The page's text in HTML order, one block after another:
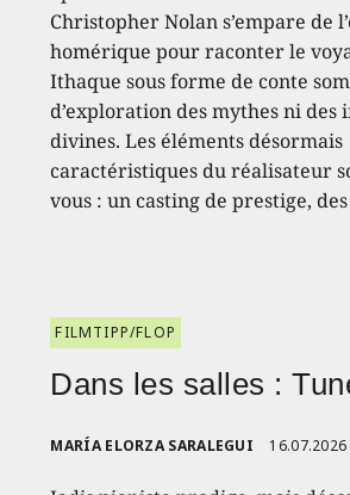
Christopher Nolan s’empare de
homérique pour raconter le
Ithaque sous forme de conte
d’exploration des mythes ni
divines. Les éléments désormais
caractéristiques du réalisateur
vous : un casting de prestige,
FILMTIPP/FLOP
Dans les salles :
MARÍA ELORZA SARALEGUI 16.07.2026